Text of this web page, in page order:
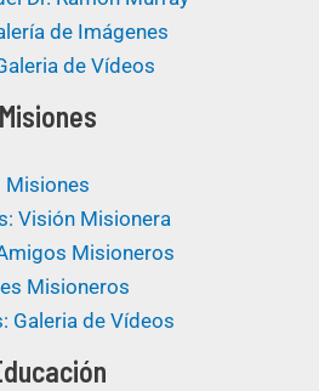
de Imágenes
de Vídeos
Misiones
Misiones
Visión Misionera
Misioneros
Misioneros
Galeria de Vídeos